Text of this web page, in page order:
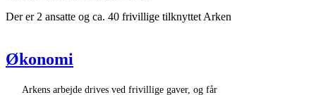
Der er 2 ansatte og ca. 40 frivillige tilknyttet Arken
Økonomi
Arkens arbejde drives ved frivillige gaver, og får